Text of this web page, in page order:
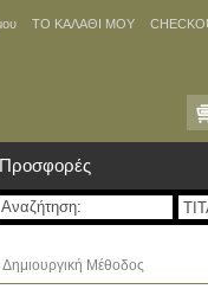
ΤΟ ΚΑΛΑΘΙ ΜΟΥ
Προσφορές
Μέθοδος